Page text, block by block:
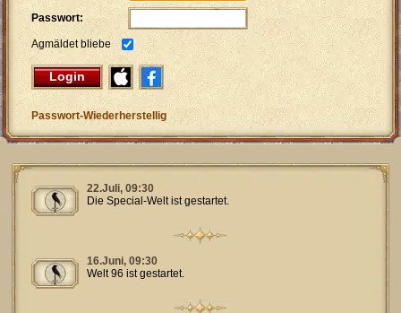
Passwort:
Agmäldet bliebe
Login
Passwort-Wiederherstellig
22.Juli, 09:30
Die Special-Welt ist gestartet.
16.Juni, 09:30
Welt 96 ist gestartet.